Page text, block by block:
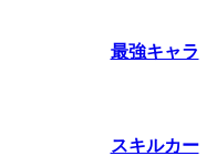
最強キャラ
スキルカー